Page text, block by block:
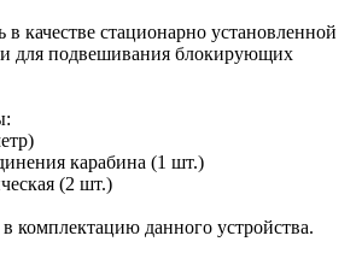
качестве стационарно установленной
для подвешивания блокирующих
карабина (1 шт.)
(2 шт.)
комплектацию данного устройства.